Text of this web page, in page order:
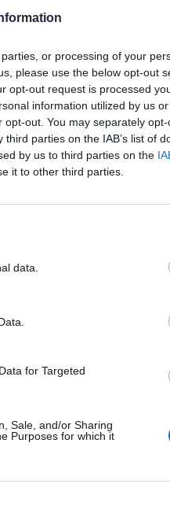
or processing of your
please use the below opt-out
opt-out request is processed
information utilized by us
out. You may separately
parties on the IAB’s list of
by us to third parties on the
it to other third parties.
data.
for Targeted
Sale, and/or Sharing
Purposes for which it
e tecnici per
Mills dalle ore
e la strategia